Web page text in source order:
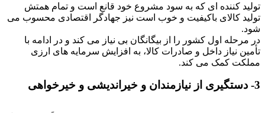
تولید کننده ای که به سود مشروع خود قانع است و تمام همتش
تولید کالای باکیفیت و خوب است نیز جهادگر اقتصادی محسوب می
شود.
در مرحله اول کشور را از بیگانگان بی نیاز می کند و در ادامه با
تأمین نیاز داخل و صادرات کالا، به افزایش سرمایه های ارزی
مملکت کمک می کند.
3- دستگیری از نیازمندان و خیراندیشی و خیرخواهی